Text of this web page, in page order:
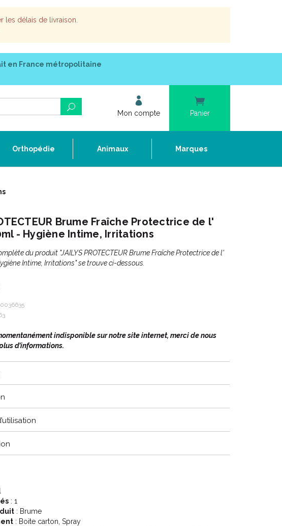
les délais de livraison.
en France métropolitaine
Mon compte Panier
Orthopédie Animaux Marques
Brume Fraîche Protectrice de l'
- Hygiène Intime, Irritations
du produit "JAILYS PROTECTEUR Brume Fraîche Protectrice de l'
Intime, Irritations" se trouve ci-dessous.
indisponible sur notre site internet, merci de nous
d’informations.
: 1
: Brume
: Boite carton, Spray